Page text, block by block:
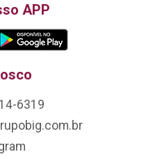
APP
6319